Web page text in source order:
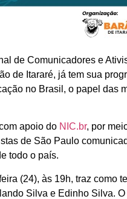
de Comunicadores e
de Itararé, já tem sua
no Brasil, o papel das
apoio do NIC.br, por
de São Paulo
todo o país.
(24), às 19h, traz como
Silva e Edinho Silva.